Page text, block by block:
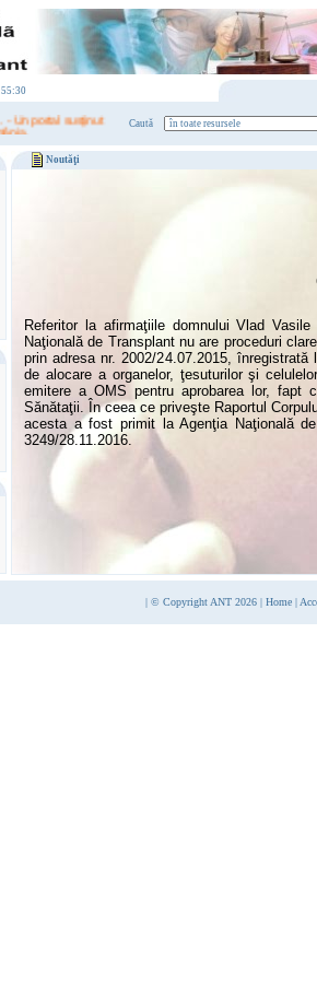
- Un portal susţinut Caută
Noutăţi
Referitor la afirmaţiile domnului Vlad
Naţională de Transplant nu are proceduri
prin adresa nr. 2002/24.07.2015,
de alocare a organelor, ţesuturilor şi
emitere a OMS pentru aprobarea lor, fapt
Sănătaţii. În ceea ce priveşte Raportul
acesta a fost primit la Agenţia Naţională
3249/28.11.2016.
| © Copyright ANT 2026 | Home |